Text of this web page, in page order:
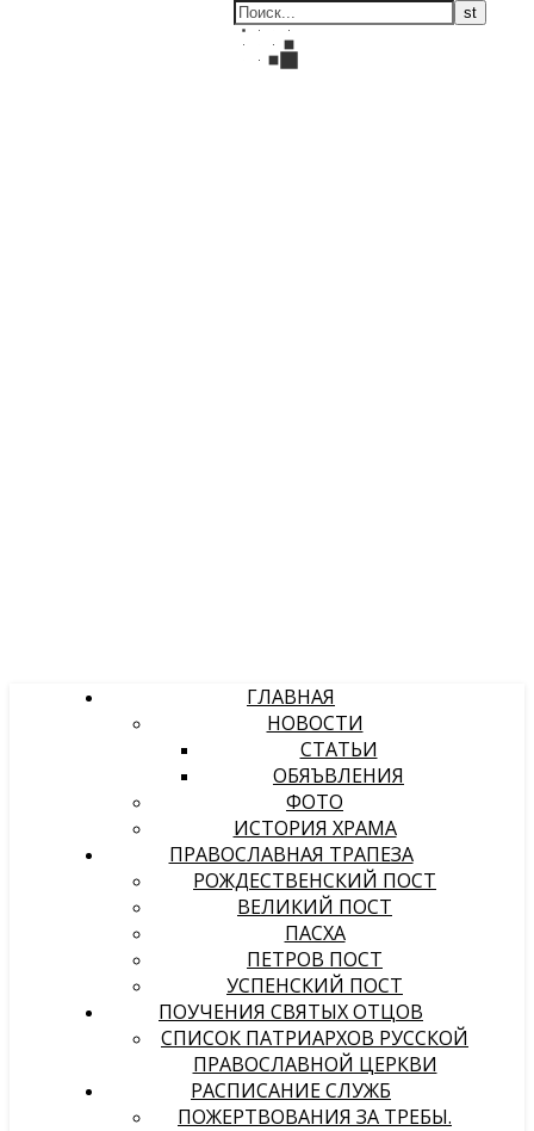
ГЛАВНАЯ
НОВОСТИ
СТАТЬИ
ОБЯЪВЛЕНИЯ
ФОТО
ИСТОРИЯ ХРАМА
ПРАВОСЛАВНАЯ ТРАПЕЗА
РОЖДЕСТВЕНСКИЙ ПОСТ
ВЕЛИКИЙ ПОСТ
ПАСХА
ПЕТРОВ ПОСТ
УСПЕНСКИЙ ПОСТ
ПОУЧЕНИЯ СВЯТЫХ ОТЦОВ
СПИСОК ПАТРИАРХОВ РУССКОЙ
ПРАВОСЛАВНОЙ ЦЕРКВИ
РАСПИСАНИЕ СЛУЖБ
ПОЖЕРТВОВАНИЯ ЗА ТРЕБЫ.